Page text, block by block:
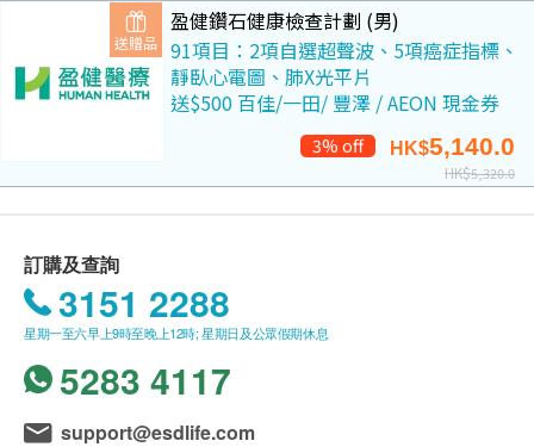
送贈品
盈健鑽石健康檢查計劃 (男)
91項目：2項自選超聲波、5項癌症指標、
靜臥心電圖、肺X光平片
送$500 百佳/一田/ 豐澤 / AEON 現金券
3% off HK$5,140.0
HK$5,320.0
訂購及查詢
3151 2288
星期一至六早上9時至晚上12時; 星期日及公眾假期休息
5283 4117
support@esdlife.com